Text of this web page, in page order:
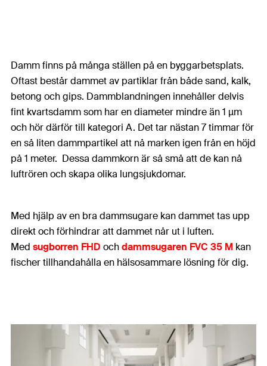
Damm finns på många ställen på en byggarbetsplats.
Oftast består dammet av partiklar från både sand, kalk,
betong och gips. Dammblandningen innehåller delvis
fint kvartsdamm som har en diameter mindre än 1 µm
och hör därför till kategori A. Det tar nästan 7 timmar för
en så liten dammpartikel att nå marken igen från en höjd
på 1 meter. Dessa dammkorn är så små att de kan nå
luftrören och skapa olika lungsjukdomar.
Med hjälp av en bra dammsugare kan dammet tas upp
direkt och förhindrar att dammet når ut i luften.
Med sugborren FHD ochdammsugaren FVC 35 M kan
fischer tillhandahålla en hälsosammare lösning för dig.